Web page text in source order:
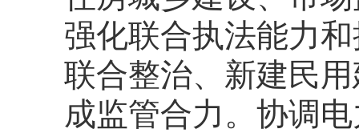
强化联合执法能力
联合整治、新建民
成监管合力。协调